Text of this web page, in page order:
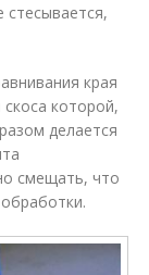
стесывается,
края
которой,
делается
смещать, что